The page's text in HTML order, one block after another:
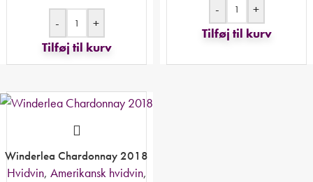
-
+
Tilføj til kurv
-
+
Tilføj til kurv
Winderlea Chardonnay 2018
Hvidvin, Amerikansk hvidvin,